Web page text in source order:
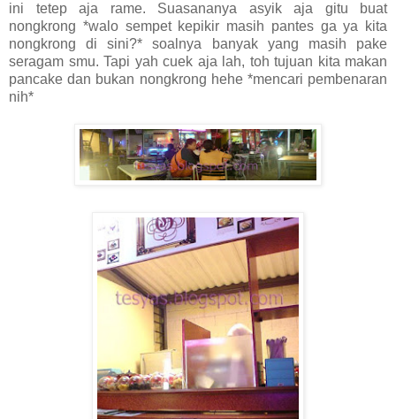
ini tetep aja rame. Suasananya asyik aja gitu buat
nongkrong *walo sempet kepikir masih pantes ga ya kita
nongkrong di sini?* soalnya banyak yang masih pake
seragam smu. Tapi yah cuek aja lah, toh tujuan kita makan
pancake dan bukan nongkrong hehe *mencari pembenaran
nih*